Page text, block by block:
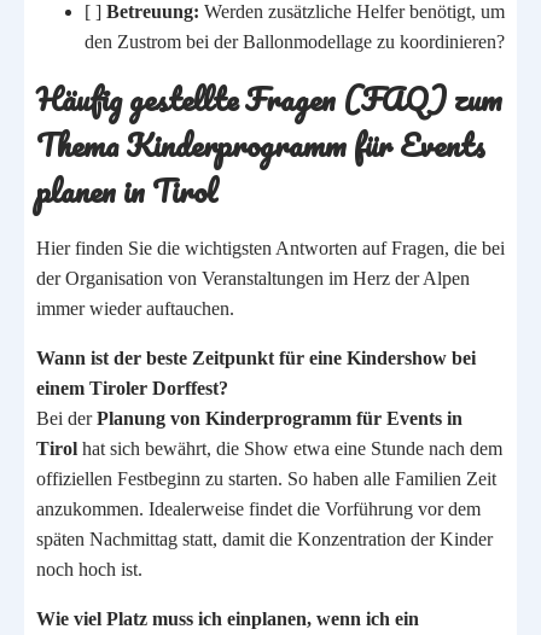
[ ] Betreuung: Werden zusätzliche Helfer benötigt, um
den Zustrom bei der Ballonmodellage zu koordinieren?
Häufig gestellte Fragen (FAQ) zum
Thema Kinderprogramm für Events
planen in Tirol
Hier finden Sie die wichtigsten Antworten auf Fragen, die bei
der Organisation von Veranstaltungen im Herz der Alpen
immer wieder auftauchen.
Wann ist der beste Zeitpunkt für eine Kindershow bei
einem Tiroler Dorffest?
Bei derPlanung von Kinderprogramm für Events in
Tirol hat sich bewährt, die Show etwa eine Stunde nach dem
offiziellen Festbeginn zu starten. So haben alle Familien Zeit
anzukommen. Idealerweise findet die Vorführung vor dem
späten Nachmittag statt, damit die Konzentration der Kinder
noch hoch ist.
Wie viel Platz muss ich einplanen, wenn ich ein